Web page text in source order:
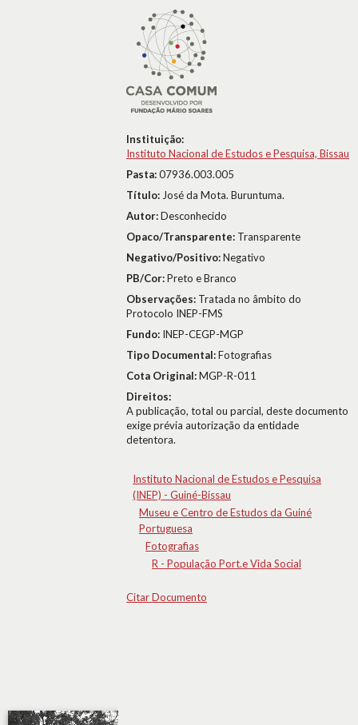
Instituição:
Instituto Nacional de Estudos e Pesquisa, Bissau
Pasta:07936.003.005
Título: José da Mota. Buruntuma.
Autor:Desconhecido
Opaco/Transparente: Transparente
Negativo/Positivo:Negativo
PB/Cor:Preto e Branco
Observações: Tratada no âmbito do
Protocolo INEP-FMS
Fundo: INEP-CEGP-MGP
Tipo Documental:Fotografias
Cota Original:MGP-R-011
Direitos:
A publicação, total ou parcial, deste documento
exige prévia autorização da entidade
detentora.
Instituto Nacional de Estudos e Pesquisa
(INEP) - Guiné-Bissau
Museu e Centro de Estudos da Guiné
Portuguesa
Fotografias
R - População Port.e Vida Social
Citar Documento